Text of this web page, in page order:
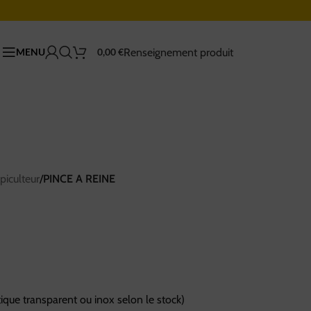
MENU 0,00€Renseignement produit
/PINCE A REINE
transparent ou inox selon le stock)